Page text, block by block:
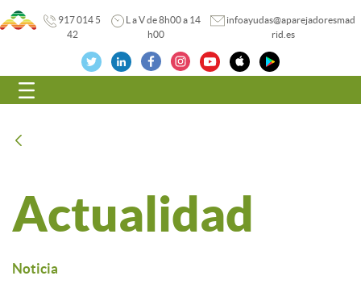
917 014 5
42
L a V de 8h00 a 14
h00
infoayudas@aparejadoresmad
rid.es
Navegación
Actualidad
Noticia